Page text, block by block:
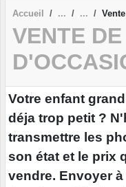
Accueil
VENTE
Votre enfant
déja trop petit ?
transmettre les
son état et le prix
vendre. Envoyer